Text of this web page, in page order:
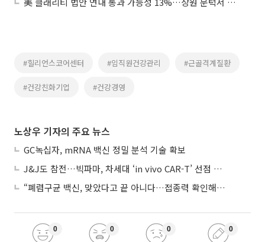
#힐리언스코어센터 #임직원건강관리 #근골격계질환
#건강친화기업 #건강경영
노상우 기자의 주요 뉴스
GC녹십자, mRNA 백신 정밀 분석 기술 확보
J&J도 참전…빅파마, 차세대 ‘in vivo CAR-T’ 선점 경쟁 본격화
“폐렴구균 백신, 맞았다고 끝 아니다…접종력 확인해야”
0 0 0 0